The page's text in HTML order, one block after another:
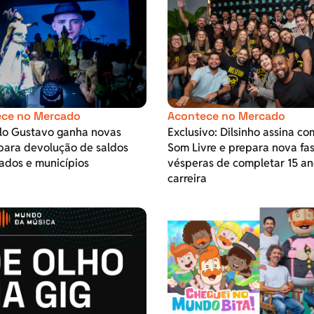
no Mercado
Gustavo ganha novas
devolução de saldos
e municípios
Acontece no Mercado
Exclusivo: Dilsinho assina
Som Livre e prepara nova
vésperas de completar 15
carreira